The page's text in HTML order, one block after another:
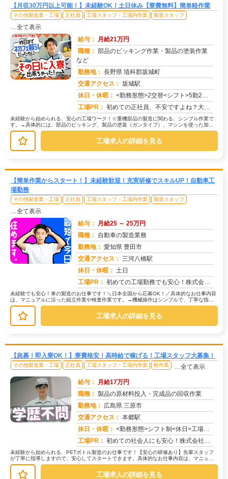
【月収30万円以上可能！】未経験OK！土日休み【寮費無料】簡単軽作業
その他製造業・工場 正社員 工場スタッフ・工場内作業 製造スタッフ
…全て表示
給与： 月給21万円
職種： 部品のピッキング作業・製品の塗装作業
など
勤務地： 長野県 埴科郡坂城町
交通アクセス： 坂城駅
休日・休暇： <勤務形態>2交替<シフト>5勤2休<休日>土日
工場PR： 初めての正社員、不安ですよね？大丈夫！☆専属スタッフが就業まで徹底サポート！☆不安なことは何でも相談できます！20...
未経験から始められる、安心の工場ワーク！☆重機部品の製造に関わる、シンプル作業で
す。→具体的には、部品のピッキング、製品の塗装（ガンタイプ）、マシンを使った加
工、製品の運搬など。難しい作業はあり...
工場求人の詳細を見る
【簡単作業からスタート！】未経験歓迎！充実研修でスキルUP！自動車工
場勤務
その他製造業・工場 正社員 工場スタッフ・工場内作業 製造スタッフ
…全て表示
給与： 月給25 ～ 25万円
職種： 自動車の製造業務
勤務地： 愛知県 豊田市
交通アクセス： 三河八橋駅
休日・休暇： 土日
工場PR： 初めての工場勤務でも安心！株式会社京栄センターで、新しい一歩を踏み出しませんか？☆家具付き寮で、初期費用0円！鞄一...
未経験でも安心！車の製造のお仕事です！＼日本全国から応募OK！／具体的なお仕事内容
は、マニュアルに沿った組立作業や検査作業です。→機械操作はシンプルで、丁寧な指導
があるので安心です。→目視による...
工場求人の詳細を見る
【急募！即入寮OK！】寮費格安！高時給で稼げる！工場スタッフ大募集！
その他製造業・工場 正社員 工場スタッフ・工場内作業 軽作業 …全て表示
給与： 月給17万円
職種： 製品の原材料投入・完成品の回収作業
勤務地： 広島県 三原市
交通アクセス： 本郷駅
休日・休暇： <勤務形態>シフト制<休日>工場カレンダーによる
工場PR： 初めての社会人にも安心！株式会社京栄センターで新しい一歩を踏み出してみませんか？→家具付き寮が用意されているので、...
未経験から始められる、PETボトル製造のお仕事です！【安心の研修あり】先輩スタッフ
が丁寧に指導しますので、安心してスタートできます。具体的なお仕事内容は、マニュア
ルに沿ってPETボトルの原材料を...
工場求人の詳細を見る